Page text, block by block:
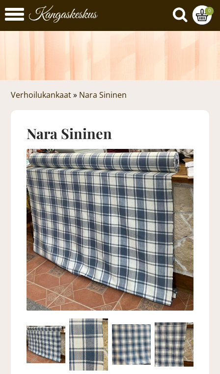
0
Verhoilukankaat » Nara Sininen
Nara Sininen